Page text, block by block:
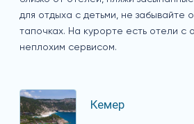
для отдыха с детьми, не забывайте
тапочках. На курорте есть отели с
неплохим сервисом.
Кемер